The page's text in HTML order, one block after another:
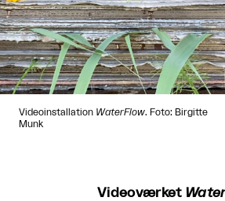
Videoinstallation WaterFlow. Foto: Birgitte
Munk
Videoværket